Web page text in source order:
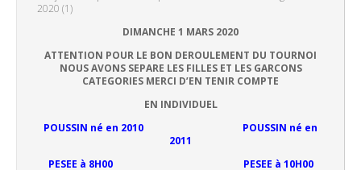
2020 (1)
DIMANCHE 1 MARS 2020
ATTENTION POUR LE BON DEROULEMENT DU TOURNOI
NOUS AVONS SEPARE LES FILLES ET LES GARCONS
CATEGORIES MERCI D’EN TENIR COMPTE
EN INDIVIDUEL
POUSSIN né en 2010 POUSSIN né en
2011
PESEE à 8H00 PESEE à 10H00